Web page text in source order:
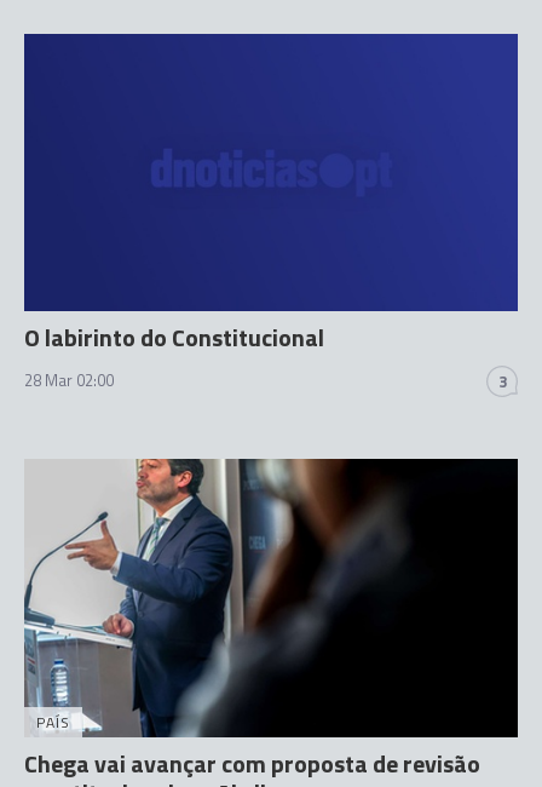
O labirinto do Constitucional
28 Mar 02:00 3
PAÍS
Chega vai avançar com proposta de revisão